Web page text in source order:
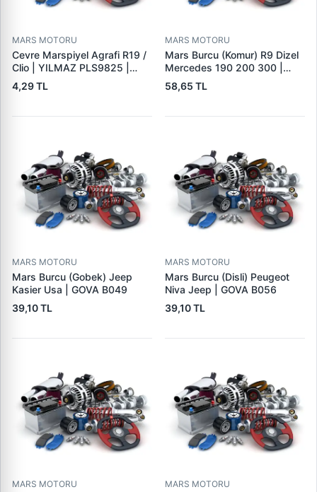
MARS MOTORU
Cevre Marspiyel Agrafi R19 /
Clio | YILMAZ PLS9825 |
OEM 7703077256
4,29 TL
MARS MOTORU
Mars Burcu (Komur) R9 Dizel
Mercedes 190 200 300 |
GOVA B047
58,65 TL
MARS MOTORU
Mars Burcu (Gobek) Jeep
Kasier Usa | GOVA B049
39,10 TL
MARS MOTORU
Mars Burcu (Disli) Peugeot
Niva Jeep | GOVA B056
39,10 TL
MARS MOTORU MARS MOTORU